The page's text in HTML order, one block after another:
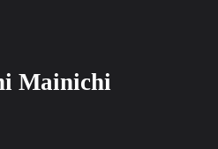
Mainichi